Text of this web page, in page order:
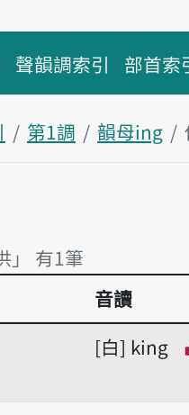
聲韻調索引 部首索
第1調 韻母ing
」 有1筆
有1筆
音讀
白 king